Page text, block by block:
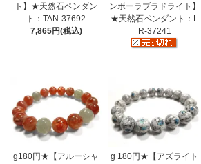
ト】★天然石ペンダン
ト：TAN-37692
7,865円(税込)
ンボーラブラドライト】
★天然石ペンダント：L
R-37241
g180円★【アルーシャ
g 180円★【アズライト